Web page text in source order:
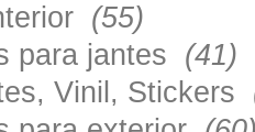
(55)
para jantes (41)
Vinil, Stickers